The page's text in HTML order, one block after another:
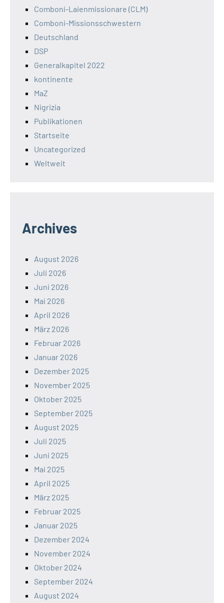
Comboni-Laienmissionare (CLM)
Comboni-Missionsschwestern
Deutschland
DSP
Generalkapitel 2022
kontinente
MaZ
Nigrizia
Publikationen
Startseite
Uncategorized
Weltweit
Archives
August 2026
Juli 2026
Juni 2026
Mai 2026
April 2026
März 2026
Februar 2026
Januar 2026
Dezember 2025
November 2025
Oktober 2025
September 2025
August 2025
Juli 2025
Juni 2025
Mai 2025
April 2025
März 2025
Februar 2025
Januar 2025
Dezember 2024
November 2024
Oktober 2024
September 2024
August 2024